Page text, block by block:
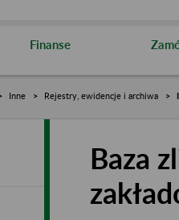
Finanse
Inne Rejestry, ewidencje i archiwa
Baza